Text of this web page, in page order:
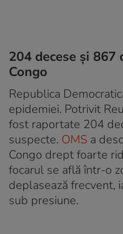
204 decese și 867
Congo
Republica
epidemiei. Potrivit
fost raportate 204
suspecte. OMS a
Congo drept foarte
focarul se află într-o
deplasează frecvent,
sub presiune.